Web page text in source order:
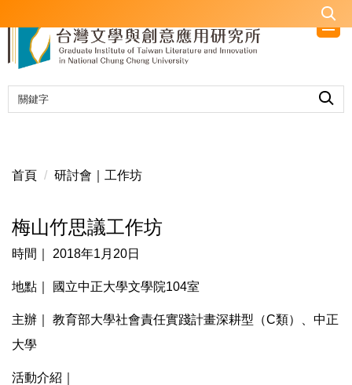
到
要
內
容
首頁 研討會｜工作坊
梅山竹思議工作坊
時間｜ 2018年1月20日
地點｜ 國立中正大學文學院104室
主辦｜ 教育部大學社會責任實踐計畫深耕型（C類）、中正
大學
活動介紹｜